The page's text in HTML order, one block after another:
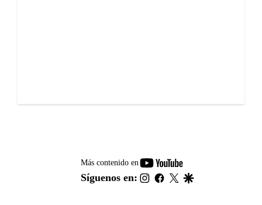
Más contenido en
youtube-
footer
Síguenos en: instagram
facebook
twitter